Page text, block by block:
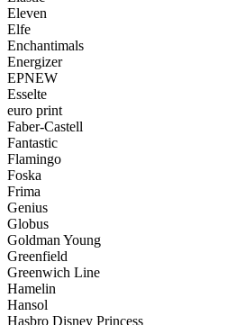
Eleven
Elfe
Enchantimals
Energizer
EPNEW
Esselte
euro print
Faber-Castell
Fantastic
Flamingo
Foska
Frima
Genius
Globus
Goldman Young
Greenfield
Greenwich Line
Hamelin
Hansol
Hasbro Disney Princess